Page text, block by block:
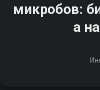
микробов:
а